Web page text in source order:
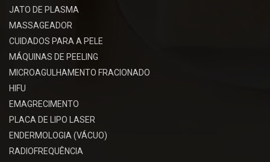
JATO DE PLASMA
MASSAGEADOR
CUIDADOS PARA A PELE
MÁQUINAS DE PEELING
MICROAGULHAMENTO FRACIONADO
HIFU
EMAGRECIMENTO
PLACA DE LIPO LASER
ENDERMOLOGIA (VÁCUO)
RADIOFREQUÊNCIA